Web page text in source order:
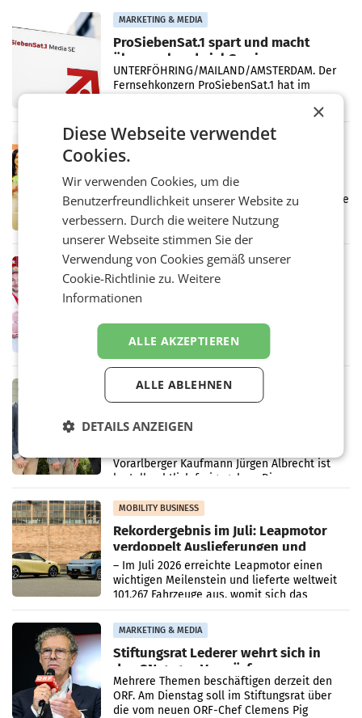
Vergleichszeitraum
MARKETING & MEDIA
ProSiebenSat.1 spart und macht
überraschend viel Gewinn
UNTERFÖHRING/MAILAND/AMSTERDAM. Der
Fernsehkonzern ProSiebenSat.1 hat im
Markterwartung deutlich übertroffen.
RETAIL
Eine Bühne für Zirkularität: ARA und
Müller informieren am POS über
Kreislauffähigkeit
Über den gesamten August hinweg rücken die
Altstoff Recycling Austria AG (ARA) und der
Handelskonzern Müller die Initiative
„Kreislauf-Helden“ in allen österreichischen
Müller-Filialen
RETAIL
Penny modernisiert zwei Filialen in
Ober- und Niederösterreich
laufenden Modernisierungsoffensive
erneuert Penny zwei Filialen in Nieder- und
Oberösterreich. Die beiden Standorte liegen
RETAIL
Albrecht setzt ab 1.1.2027 auf Adeg
WIENER NEUDORF. – Die geplante
Vorarlberger Kaufmann Jürgen Albrecht ist
kartellrechtlich freigegeben: Die
Bundeswettbewerbsbehörde und der
Bundeskartellanwalt
MOBILITY BUSINESS
Rekordergebnis im Juli: Leapmotor
verdoppelt Auslieferungen und
überschreitet die 100.000er-Marke
– Im Juli 2026 erreichte Leapmotor einen
wichtigen Meilenstein und lieferte weltweit
101.267 Fahrzeuge aus, womit sich das
Ergebnis gegenüber Juli 2025 mehr als
verdoppelte (+102
MARKETING & MEDIA
Stiftungsrat Lederer wehrt sich in
den SN gegen Vorwürfe
Mehrere Themen beschäftigen derzeit den
ORF. Am Dienstag soll im Stiftungsrat über
die vom neuen ORF-Chef Clemens Pig
×
Diese Webseite verwendet
Cookies.
Wir verwenden Cookies, um die
Benutzerfreundlichkeit unserer Website zu
verbessern. Durch die weitere Nutzung
unserer Webseite stimmen Sie der
Verwendung von Cookies gemäß unserer
Cookie-Richtlinie zu.Weitere
Informationen
ALLE AKZEPTIEREN
ALLE ABLEHNEN
DETAILS ANZEIGEN